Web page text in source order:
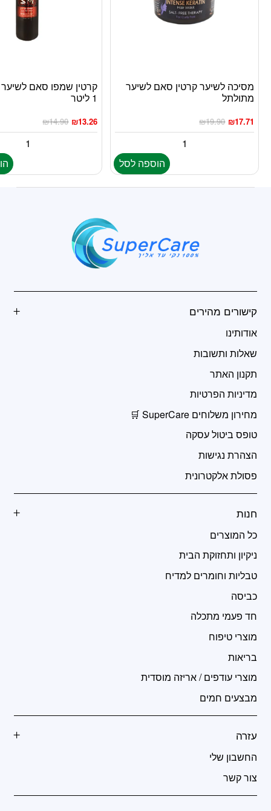
מסיכה לשיער קרטין סאם לשיער
מתולתל
₪19.90 ₪17.71
הוספה לסל
קרטין שמפו סאם לשיער
1 ליטר
₪14.90 ₪13.26
קישורים מהירים
אודותינו
שאלות ותשובות
תקנון האתר
מדיניות הפרטיות
מחירון משלוחים SuperCare 🛒
טופס ביטול עסקה
הצהרת נגישות
פסולת אלקטרונית
חנות
כל המוצרים
ניקיון ותחזוקת הבית
טבליות וחומרים למדיח
כביסה
חד פעמי מתכלה
מוצרי טיפוח
בריאות
מוצרי עודפים / אריזה מוסדית
מבצעים חמים
עזרה
החשבון שלי
צור קשר